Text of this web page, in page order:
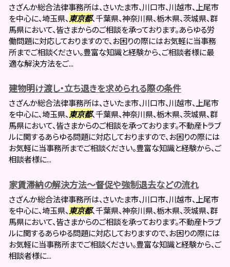
さざんか総合法律事務所は、さいたま市、川口市、川越市、上尾市
を中心に、埼玉県、 東京都、千葉県、神奈川県、栃木県、茨城県、群
馬県において、皆さまからのご相談を承っております。あらゆる労
働問題に対応しておりますので、お困りの際にはお気軽に当事務
所までご相談ください。豊富な知識と経験から、ご相談者様に最
適な解決方法をご...
建物明け渡し・立ち退きを求められる際の条件
さざんか総合法律事務所は、さいたま市、川口市、川越市、上尾市
を中心に、埼玉県、 東京都、千葉県、神奈川県、栃木県、茨城県、群
馬県において、皆さまからのご相談を承っております。不動産トラブ
ルに関するあらゆる問題に対応しておりますので、お困りの際には
お気軽に当事務所までご相談ください。豊富な知識と経験から、ご
相談者様に...
家賃滞納の解決方法～督促や強制退去などの流れ
さざんか総合法律事務所は、さいたま市、川口市、川越市、上尾市
を中心に、埼玉県、 東京都、千葉県、神奈川県、栃木県、茨城県、群
馬県において、皆さまからのご相談を承っております。不動産トラブ
ルに関するあらゆる問題に対応しておりますので、お困りの際には
お気軽に当事務所までご相談ください。豊富な知識と経験から、ご
相談者様に...